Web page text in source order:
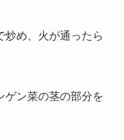
炒め、火が通ったら
ン菜の茎の部分を